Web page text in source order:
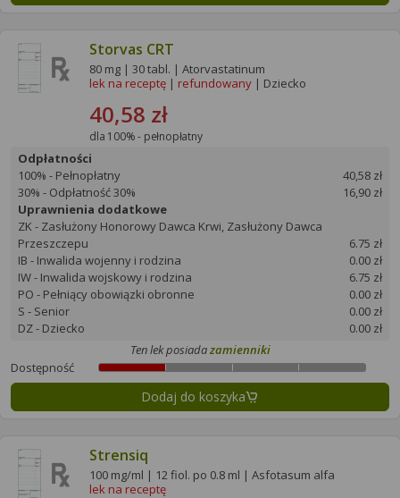
Storvas CRT
80 mg | 30 tabl. | Atorvastatinum
lek na receptę | refundowany | Dziecko
40,58 zł
dla 100% - pełnopłatny
Dostępność
Odpłatności
100% - Pełnopłatny
40,58 zł
30% - Odpłatność 30%
16,90 zł
Uprawnienia dodatkowe
ZK - Zasłużony Honorowy Dawca Krwi, Zasłużony Dawca
Przeszczepu
6.75 zł
IB - Inwalida wojenny i rodzina
0.00 zł
IW - Inwalida wojskowy i rodzina
6.75 zł
PO - Pełniący obowiązki obronne
0.00 zł
S - Senior
0.00 zł
DZ - Dziecko
0.00 zł
Ten lek posiadazamienniki
Dodaj do koszyka
Strensiq
100 mg/ml | 12 fiol. po 0.8 ml | Asfotasum alfa
lek na receptę